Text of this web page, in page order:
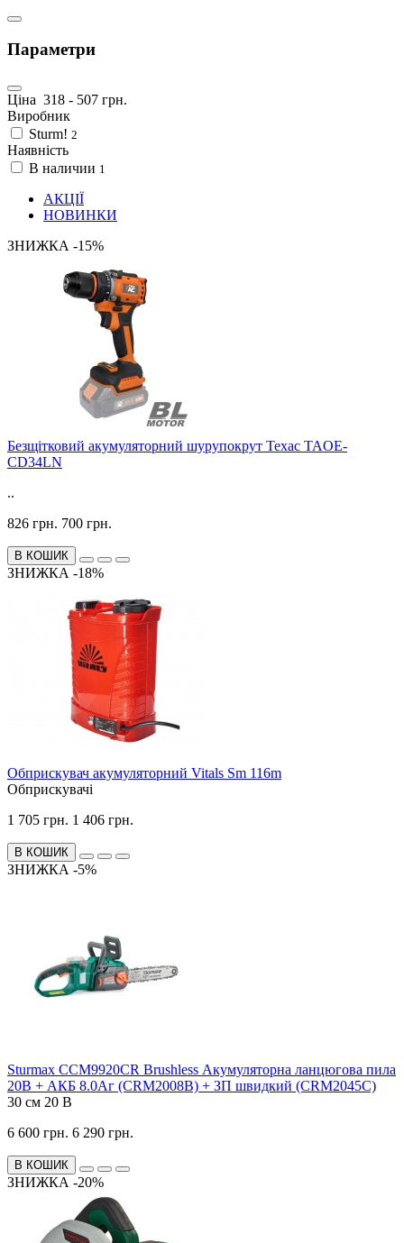
Параметри
Ціна 318 - 507 грн.
Виробник
Sturm! 2
Наявність
В наличии 1
АКЦІЇ
НОВИНКИ
ЗНИЖКА -15%
Безщітковий акумуляторний шурупокрут Техас TAOE-
CD34LN
..
826 грн. 700 грн.
В КОШИК
ЗНИЖКА -18%
Обприскувач акумуляторний Vitals Sm 116m
Обприскувачі
1 705 грн. 1 406 грн.
В КОШИК
ЗНИЖКА -5%
Sturmax CCM9920CR Brushless Акумуляторна ланцюгова пила
20В + АКБ 8.0Аг (CRM2008B) + ЗП швидкий (CRM2045С)
30 см 20 В
6 600 грн. 6 290 грн.
В КОШИК
ЗНИЖКА -20%